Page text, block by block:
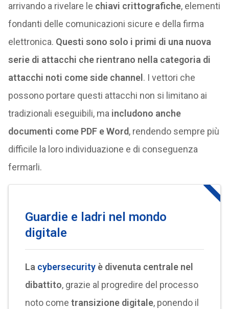
arrivando a rivelare le chiavi crittografiche, elementi
fondanti delle comunicazioni sicure e della firma
elettronica. Questi sono solo i primi di una nuova
serie di attacchi che rientrano nella categoria di
attacchi noti come side channel . I vettori che
possono portare questi attacchi non si limitano ai
tradizionali eseguibili, ma includono anche
documenti come PDF e Word, rendendo sempre più
difficile la loro individuazione e di conseguenza
fermarli.
Guardie e ladri nel mondo
digitale
La cybersecurityè divenuta centrale nel
dibattito, grazie al progredire del processo
noto come transizione digitale, ponendo il